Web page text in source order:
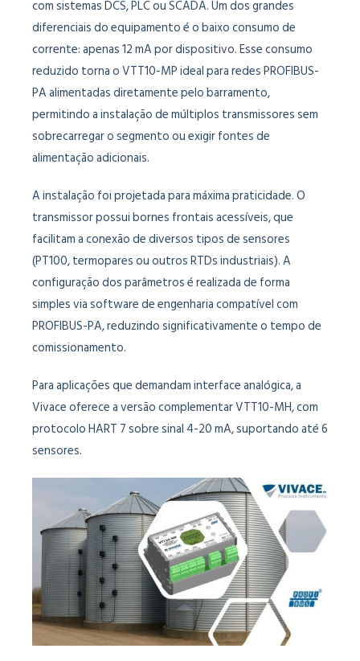
com sistemas DCS, PLC ou SCADA. Um dos grandes
diferenciais do equipamento é o baixo consumo de
corrente: apenas 12 mA por dispositivo. Esse consumo
reduzido torna o VTT10-MP ideal para redes PROFIBUS-
PA alimentadas diretamente pelo barramento,
permitindo a instalação de múltiplos transmissores sem
sobrecarregar o segmento ou exigir fontes de
alimentação adicionais.
A instalação foi projetada para máxima praticidade. O
transmissor possui bornes frontais acessíveis, que
facilitam a conexão de diversos tipos de sensores
(PT100, termopares ou outros RTDs industriais). A
configuração dos parâmetros é realizada de forma
simples via software de engenharia compatível com
PROFIBUS-PA, reduzindo significativamente o tempo de
comissionamento.
Para aplicações que demandam interface analógica, a
Vivace oferece a versão complementar VTT10-MH, com
protocolo HART 7 sobre sinal 4-20 mA, suportando até 6
sensores.